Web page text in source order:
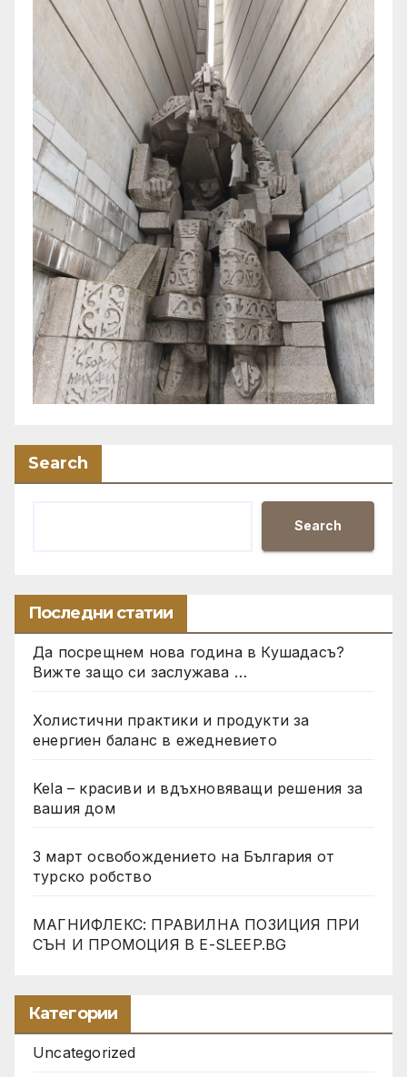
Search
Search
Последни статии
Да посрещнем нова година в Кушадасъ?
Вижте защо си заслужава …
Холистични практики и продукти за
енергиен баланс в ежедневието
Kela – красиви и вдъхновяващи решения за
вашия дом
3 март освобождението на България от
турско робство
МАГНИФЛЕКС: ПРАВИЛНА ПОЗИЦИЯ ПРИ
СЪН И ПРОМОЦИЯ В Е-SLEEP.BG
Категории
Uncategorized